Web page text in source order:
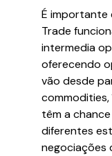
É importante
Trade
intermedia
oferecendo
vão desde
commodities,
têm a
diferentes
negociações